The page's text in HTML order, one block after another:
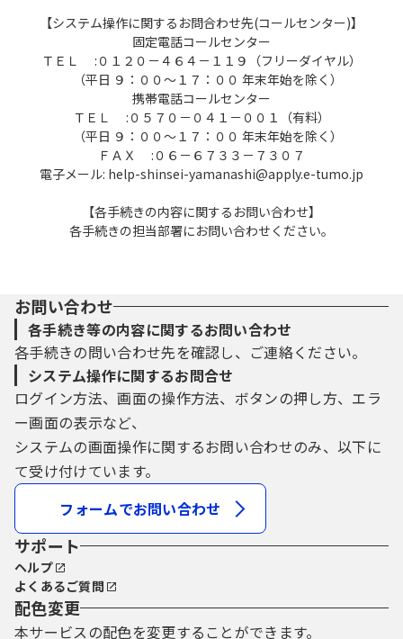
【システム操作に関するお問合わせ先(コールセンター)】
固定電話コールセンター
ＴＥＬ :０１２０－４６４－１１９（フリーダイヤル）
（平日 ９：００～１７：００ 年末年始を除く）
携帯電話コールセンター
ＴＥＬ :０５７０－０４１－００１（有料）
（平日 ９：００～１７：００ 年末年始を除く）
ＦＡＸ :０６－６７３３－７３０７
電子メール: help-shinsei-yamanashi@apply.e-tumo.jp
【各手続きの内容に関するお問い合わせ】
各手続きの担当部署にお問い合わせください。
お問い合わせ
各手続き等の内容に関するお問い合わせ
各手続きの問い合わせ先を確認し、ご連絡ください。
システム操作に関するお問合せ
ログイン方法、画面の操作方法、ボタンの押し方、エラ
ー画面の表示など、
システムの画面操作に関するお問い合わせのみ、以下に
て受け付けています。
フォームでお問い合わせ
サポート
ヘルプ
よくあるご質問
配色変更
本サービスの配色を変更することができます。